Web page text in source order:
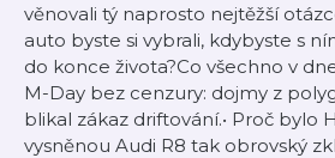
věnovali tý naprosto nejtěžší
auto byste si vybrali, kdybyste s
do konce života?Co všechno v
M-Day bez cenzury: dojmy z
blikal zákaz driftování.• Proč bylo
vysněnou Audi R8 tak obrovský